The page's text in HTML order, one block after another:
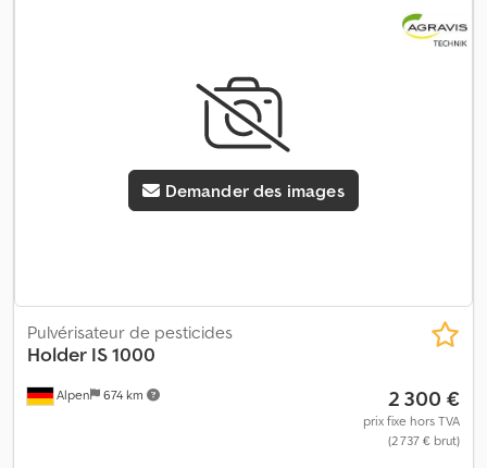
direction automatique et contrôle des sections. Contrôle
suspension avec transmission intégrale et quatre roues
directrices. Monté avec des pneus Ceat Farmax R 65 540/65R38
presque neufs. Programme automatique de remplissage et de
nettoyage. Lieu de stockage : chez le client. Dedpfx Acozp Ti
Demander des images
Alpen 674 km
Pulvérisateur de pesticides
Holder IS 1000
2 300 €
prix fixe hors TVA
(2 737 € brut)